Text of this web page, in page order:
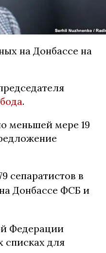
на Донбассе на
.
меньшей мере 19
сепаратистов в
Донбассе ФСБ и
Федерации
списках для